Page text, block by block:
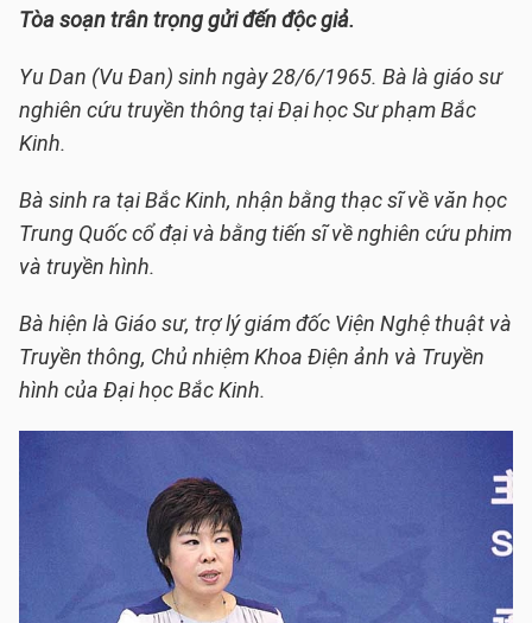
Tòa soạn trân trọng gửi đến độc giả.
Yu Dan (Vu Đan) sinh ngày 28/6/1965. Bà là giáo sư
nghiên cứu truyền thông tại Đại học Sư phạm Bắc
Kinh.
Bà sinh ra tại Bắc Kinh, nhận bằng thạc sĩ về văn học
Trung Quốc cổ đại và bằng tiến sĩ về nghiên cứu phim
và truyền hình.
Bà hiện là Giáo sư, trợ lý giám đốc Viện Nghệ thuật và
Truyền thông, Chủ nhiệm Khoa Điện ảnh và Truyền
hình của Đại học Bắc Kinh.